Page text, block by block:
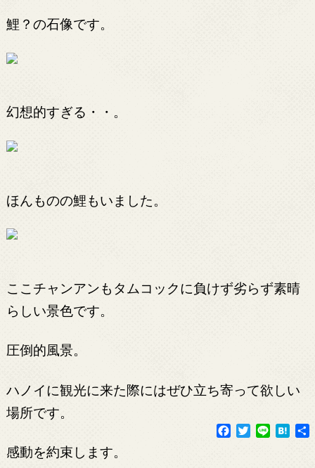
鯉？の石像です。
幻想的すぎる・・。
ほんものの鯉もいました。
ここチャンアンもタムコックに負けず劣らず素晴
らしい景色です。
圧倒的風景。
ハノイに観光に来た際にはぜひ立ち寄って欲しい
場所です。
感動を約束します。
F
T
w
H